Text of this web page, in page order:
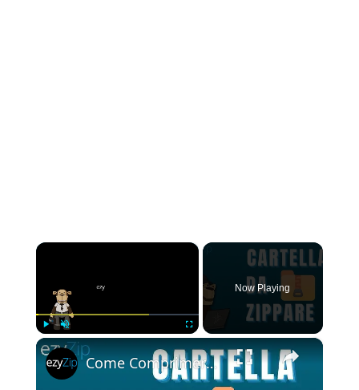
×
Unmute
Now Playing
×
Come Comprimere La Cartella in ZIP Online (Guida Semplice)